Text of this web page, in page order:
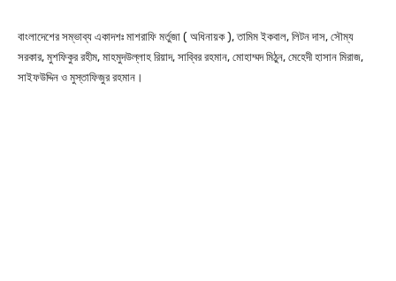
বাংলাদেশের সম্ভাব্য একাদশঃ মাশরাফি মর্তুজা ( অধিনায়ক ), তামিম ইকবাল, লিটন দাস, সৌম্য
সরকার, মুশফিকুর রহীম, মাহমুদউল্লাহ রিয়াদ, সাব্বির রহমান, মোহাম্মদ মিঠুন, মেহেদী হাসান মিরাজ,
সাইফউদ্দিন ও মুস্তাফিজুর রহমান।